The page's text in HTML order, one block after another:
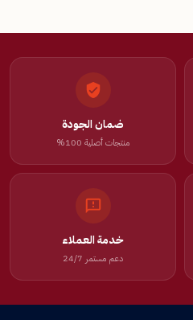
ضمان الجودة
منتجات أصلية 100%
خدمة العملاء
دعم مستمر 24/7